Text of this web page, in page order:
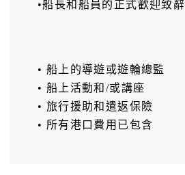
•船長和船員的正式歡迎致辭
• 船上的導遊或遊輪總監
• 船上活動和/或講座
• 旅行援助和遣返保險
• 所有港口費用已包含